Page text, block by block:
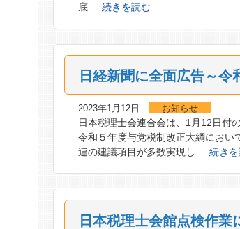
底
...続きを読む
日経新聞に全面広告～令
2023年1月12日 お知らせ
日本税理士会連合会は、1月12日付
令和５年度与党税制改正大綱におい
連の建議項目が多数実現し
...続き
日本税理士会館点検作